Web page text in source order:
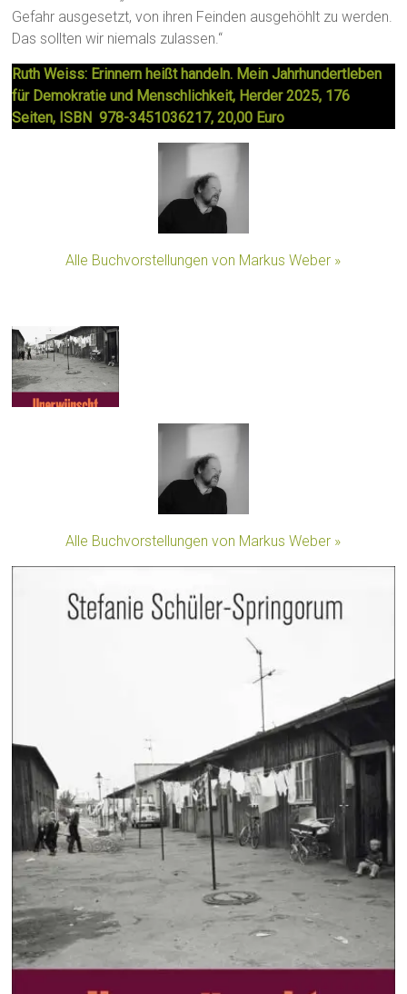
Gefahr ausgesetzt, von ihren Feinden ausgehöhlt zu werden.
Das sollten wir niemals zulassen.“
Ruth Weiss: Erinnern heißt handeln. Mein Jahrhundertleben
für Demokratie und Menschlichkeit, Herder 2025, 176
Seiten, ISBN 978-3451036217, 20,00 Euro
Alle Buchvorstellungen von Markus Weber »
Alle Buchvorstellungen von Markus Weber »